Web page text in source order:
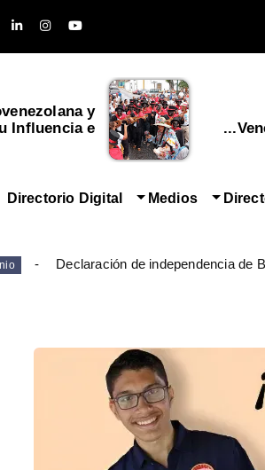
y
Influencia e...
Medios
Directorio Digital
Declaración de independencia de